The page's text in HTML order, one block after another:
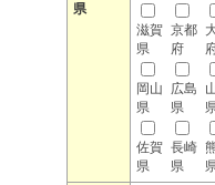
県
滋賀
県
京都
府
岡山
県
広島
県
佐賀
県
長崎
県